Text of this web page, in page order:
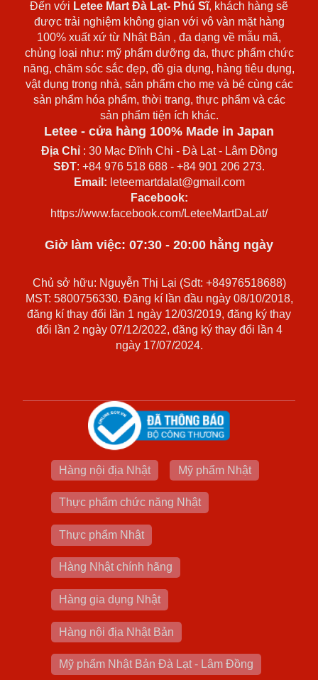
Đến với Letee Mart Đà Lạt- Phú Sĩ, khách hàng sẽ
được trải nghiệm không gian với vô vàn mặt hàng
100% xuất xứ từ Nhật Bản , đa dạng về mẫu mã,
chủng loại như: mỹ phẩm dưỡng da, thực phẩm chức
năng, chăm sóc sắc đẹp, đồ gia dụng, hàng tiêu dụng,
vật dụng trong nhà, sản phẩm cho mẹ và bé cùng các
sản phẩm hóa phẩm, thời trang, thực phẩm và các
sản phẩm tiện ích khác.
Letee - cửa hàng 100% Made in Japan
Địa Chỉ: 30 Mạc Đĩnh Chi - Đà Lạt - Lâm Đồng
SĐT: +84 976 518 688 - +84 901 206 273.
Email: leteemartdalat@gmail.com
Facebook:
https://www.facebook.com/LeteeMartDaLat/
Giờ làm việc: 07:30 - 20:00 hằng ngày
Chủ sở hữu: Nguyễn Thị Lại (Sdt: +84976518688)
MST: 5800756330. Đăng kí lần đầu ngày 08/10/2018,
đăng kí thay đổi lần 1 ngày 12/03/2019, đăng ký thay
đổi lần 2 ngày 07/12/2022, đăng ký thay đổi lần 4
ngày 17/07/2024.
Hàng nội địa Nhật Mỹ phẩm Nhật
Thực phẩm chức năng Nhật
Thực phẩm Nhật
Hàng Nhật chính hãng
Hàng gia dụng Nhật
Hàng nội địa Nhật Bản
Mỹ phẩm Nhật Bản Đà Lạt - Lâm Đồng